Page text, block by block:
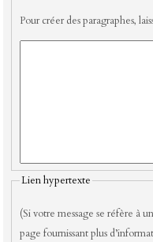
Pour créer des paragraphes,
Lien hypertexte
(Si votre message se réfère à
page fournissant plus